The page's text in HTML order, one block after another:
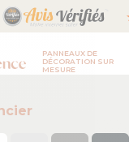
PANNEAUX DE
DÉCORATION SUR
MESURE